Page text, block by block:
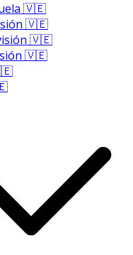
🇻🇪
🇻🇪
🇻🇪
🇻🇪